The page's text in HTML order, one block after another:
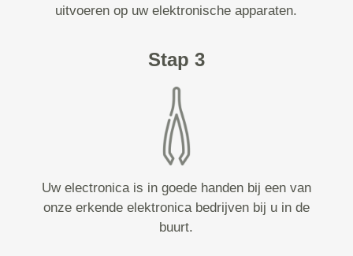
uitvoeren op uw elektronische apparaten.
Stap 3
Uw electronica is in goede handen bij een van
onze erkende elektronica bedrijven bij u in de
buurt.